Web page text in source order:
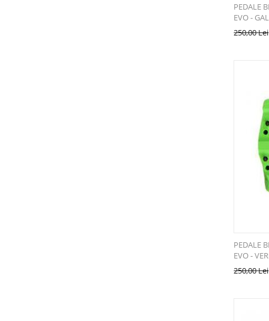
PEDALE
EVO -
250,00Lei
PEDALE
EVO -
250,00Lei